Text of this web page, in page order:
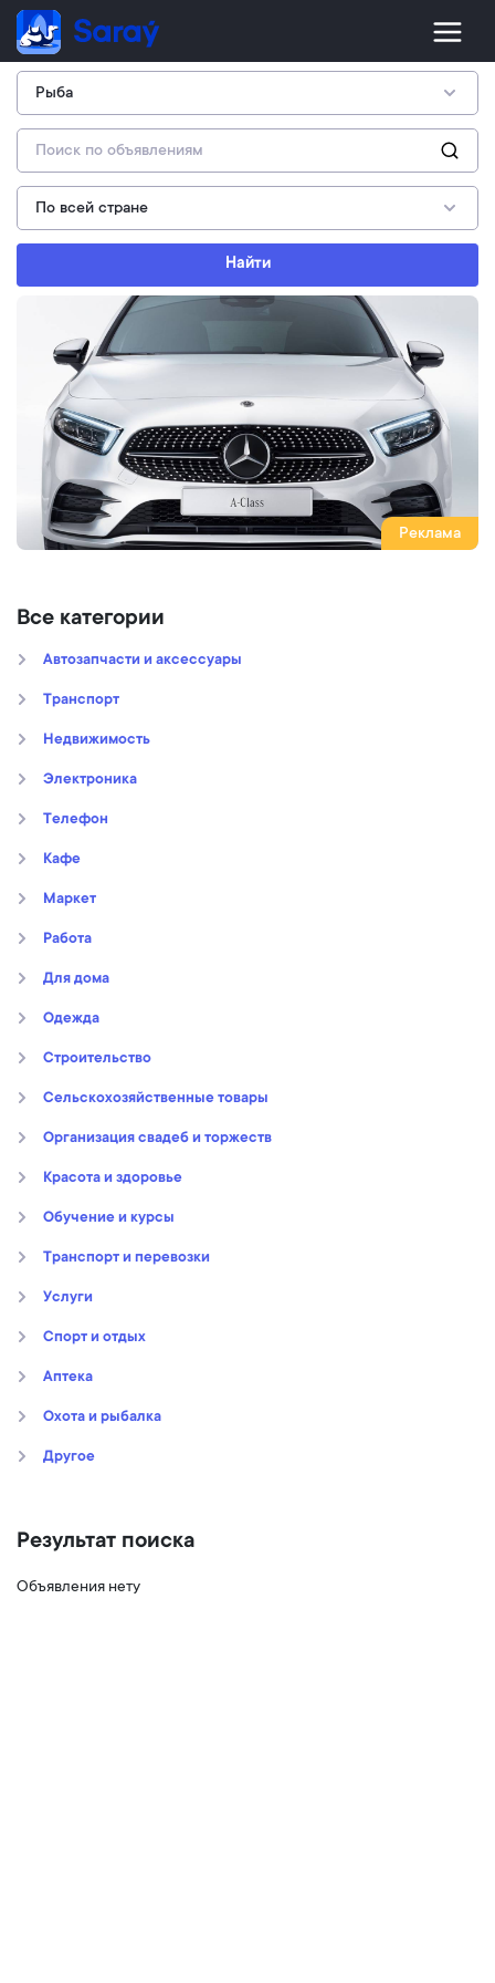
Найти
Реклама
Все категории
Автозапчасти и аксессуары
Транспорт
Недвижимость
Электроника
Телефон
Кафе
Маркет
Работа
Для дома
Oдежда
Строительство
Сельскохозяйственные товары
Организация свадеб и торжеств
Kрасота и здоровье
Обучение и курсы
Транспорт и перевозки
Услуги
Спорт и отдых
Аптека
Охота и рыбалка
Другое
Результат поиска
Объявления нету